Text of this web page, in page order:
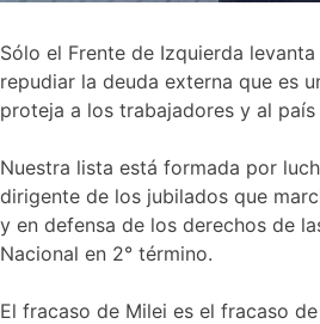
Sólo el Frente de Izquierda
repudiar la deuda externa que es
proteja a los trabajadores y al
Nuestra lista está formada por
dirigente de los jubilados que
y en defensa de los derechos de
Nacional en 2° término.
El fracaso de Milei es el fracaso